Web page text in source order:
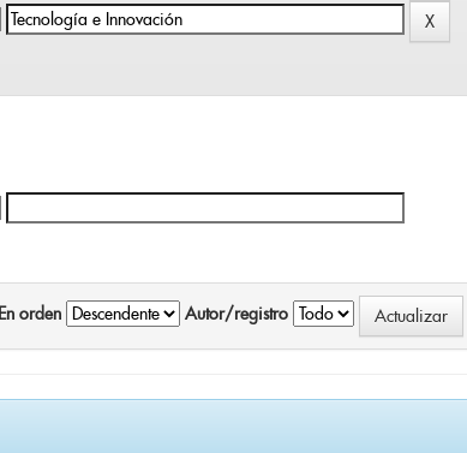
En orden Autor/registro